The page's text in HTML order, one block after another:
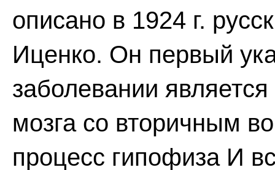
описано в 1924 г.
Иценко. Он первый
заболевании
мозга со вторичным
процесс гипофиза И